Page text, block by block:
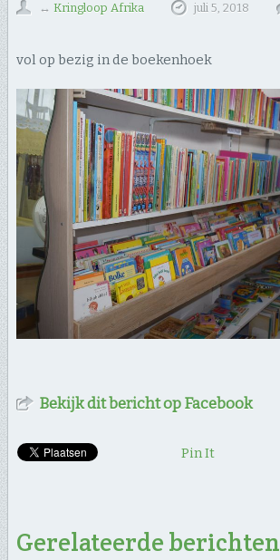
↔ Kringloop Afrika juli 5, 2018
vol op bezig in de boekenhoek
Bekijk dit bericht op Facebook
Pin It
Gerelateerde berichten